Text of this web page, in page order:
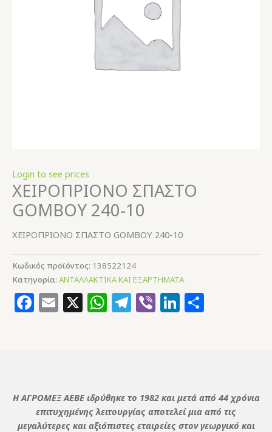
Login to see prices
ΧΕΙΡΟΠΡΙΟΝΟ ΣΠΑΣΤΟ
GOMBOY 240-10
ΧΕΙΡΟΠΡΙΟΝΟ ΣΠΑΣΤΟ GOMBOY 240-10
Κωδικός προϊόντος: 138522124
Κατηγορία: ΑΝΤΑΛΛΑΚΤΙΚΑ ΚΑΙ ΕΞΑΡΤΗΜΑΤΑ
Facebook
Email
X WhatsApp
Telegram
ViberLinkedIn
Η ΑΓΡΟΜΕΞ ΑΕΒΕ ιδρύθηκε το 1982 και μετά από 44 χρόνια
επιτυχημένης λειτουργίας αποτελεί μια από τις
μεγαλύτερες και αξιόπιστες εταιρείες στον γεωργικό και